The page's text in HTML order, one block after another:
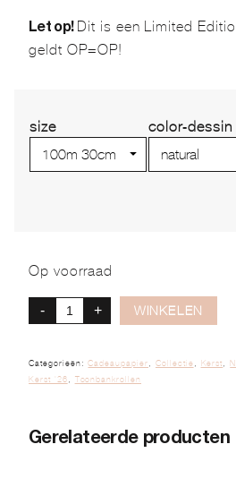
Let op! Dit is een Limited
geldt OP=OP!
size color-dessin
Op voorraad
- + WINKELEN
Categorieën:Cadeaupapier Collectie Kerst
Kerst '26
Toonbankrollen
Gerelateerde producten